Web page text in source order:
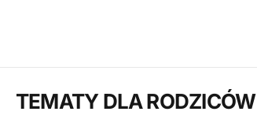
TEMATY DLA RODZICÓW